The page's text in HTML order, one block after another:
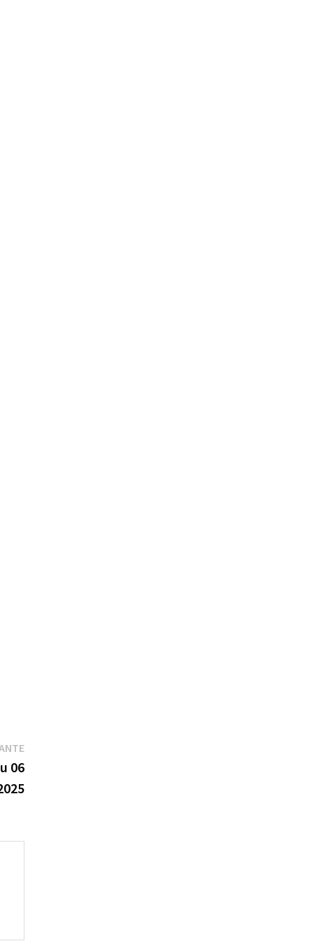
Publication
suivante :
06